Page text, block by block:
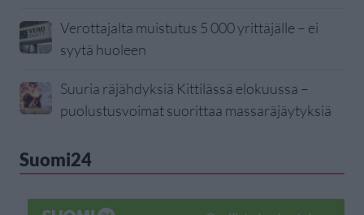
Verottajalta muistutus 5 000 yrittäjälle – ei
syytä huoleen
Suuria räjähdyksiä Kittilässä elokuussa –
puolustusvoimat suorittaa massaräjäytyksiä
Suomi24